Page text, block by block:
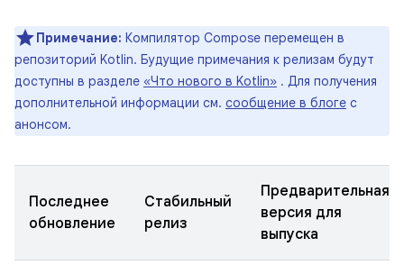
Примечание: Компилятор Compose перемещен в
репозиторий Kotlin. Будущие примечания к релизам будут
доступны в разделе «Что нового в Kotlin» . Для получения
дополнительной информации см. сообщение в блоге с
анонсом.
Последнее
обновление
Стабильный
релиз
Предварительная
версия для
выпуска